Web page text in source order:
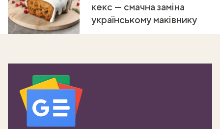
кекс — смачна заміна
українському маківнику